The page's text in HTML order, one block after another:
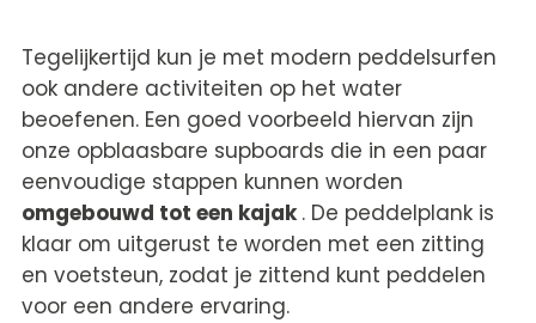
Tegelijkertijd kun je met modern peddelsurfen
ook andere activiteiten op het water
beoefenen. Een goed voorbeeld hiervan zijn
onze opblaasbare supboards die in een paar
eenvoudige stappen kunnen worden
omgebouwd tot een kajak . De peddelplank is
klaar om uitgerust te worden met een zitting
en voetsteun, zodat je zittend kunt peddelen
voor een andere ervaring.